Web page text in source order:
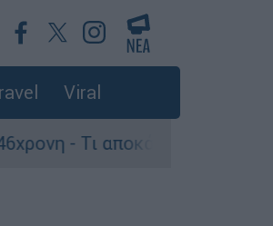
Viral
στους αστυνομικούς